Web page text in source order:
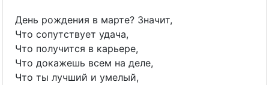
День рождения в марте? Значит,
Что сопутствует удача,
Что получится в карьере,
Что докажешь всем на деле,
Что ты лучший и умелый,